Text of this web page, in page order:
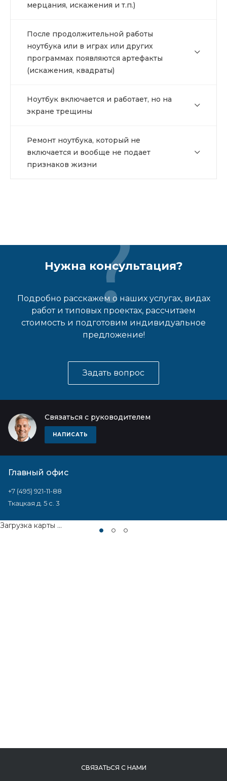
мерцания, искажения и т.п.)
После продолжительной работы
ноутбука или в играх или других
программах появляются артефакты
(искажения, квадраты)
Ноутбук включается и работает, но на
экране трещины
Ремонт ноутбука, который не
включается и вообще не подает
признаков жизни
Нужна консультация?
Подробно расскажем о наших услугах, видах
работ и типовых проектах, рассчитаем
стоимость и подготовим индивидуальное
предложение!
Задать вопрос
Связаться с руководителем
НАПИСАТЬ
Главный офис
+7 (495) 921-11-88
Ткацкая д. 5 с. 3
Загрузка карты ...
СВЯЗАТЬСЯ С НАМИ